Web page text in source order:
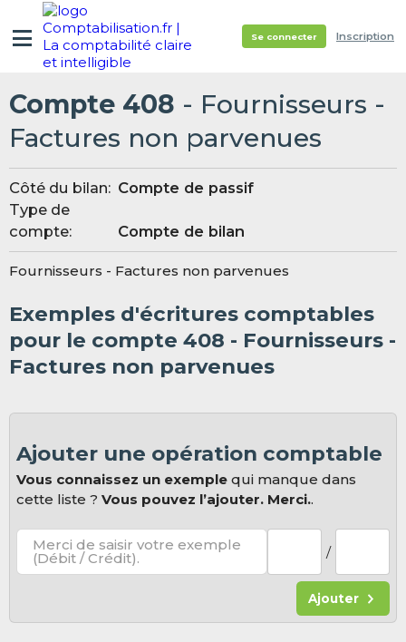
Se connecter Inscription
Compte 408 - Fournisseurs -
Factures non parvenues
Côté du bilan: Compte de passif
Type de
compte:
Compte de bilan
Fournisseurs - Factures non parvenues
Exemples d'écritures comptables
pour le compte 408 - Fournisseurs -
Factures non parvenues
Ajouter une opération comptable
Vous connaissez un exemple qui manque dans
cette liste ?Vous pouvez l’ajouter. Merci..
Merci de saisir votre exemple
(Débit / Crédit). /
Ajouter